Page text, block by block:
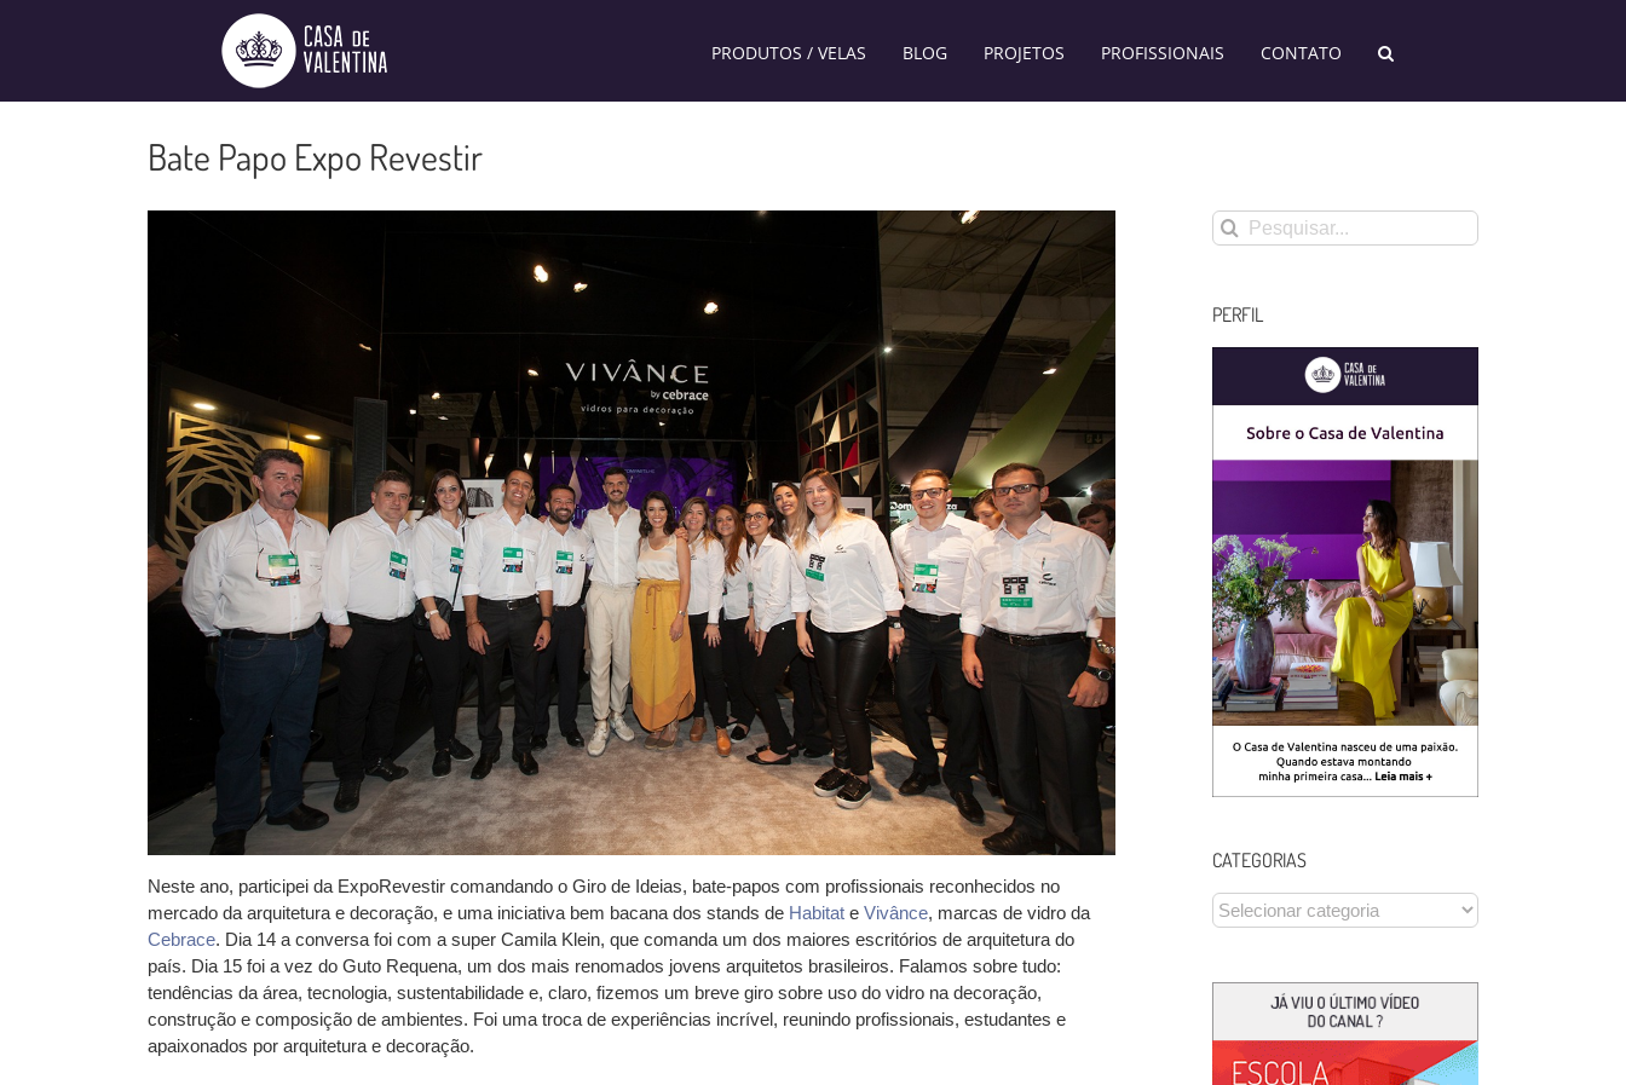
PRODUTOS / VELAS BLOG PROJETOS PROFISSIONAIS CONTATO
Bate Papo Expo Revestir
Neste ano, participei da ExpoRevestir comandando o Giro de Ideias, bate-papos com profissionais reconhecidos no
mercado da arquitetura e decoração, e uma iniciativa bem bacana dos stands de Habitat e Vivânce, marcas de vidro da
Cebrace. Dia 14 a conversa foi com a super Camila Klein, que comanda um dos maiores escritórios de arquitetura do
país. Dia 15 foi a vez do Guto Requena, um dos mais renomados jovens arquitetos brasileiros. Falamos sobre tudo:
tendências da área, tecnologia, sustentabilidade e, claro, fizemos um breve giro sobre uso do vidro na decoração,
construção e composição de ambientes. Foi uma troca de experiências incrível, reunindo profissionais, estudantes e
apaixonados por arquitetura e decoração.
Buscar
resultados
PERFIL
CATEGORIAS
CATEGORIAS